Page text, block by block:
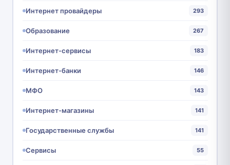
Интернет провайдеры 293
Образование 267
Интернет-сервисы 183
Интернет-банки 146
МФО 143
Интернет-магазины 141
Государственные службы 141
Сервисы 55